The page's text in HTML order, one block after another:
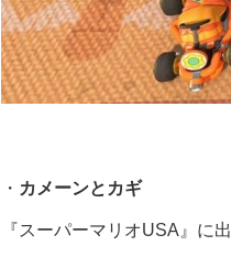
・ カメーンとカギ
『スーパーマリオUSA』に